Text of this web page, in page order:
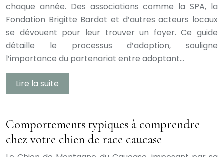
chaque année. Des associations comme la SPA, la
Fondation Brigitte Bardot et d’autres acteurs locaux
se dévouent pour leur trouver un foyer. Ce guide
détaille le processus d’adoption, souligne
l’importance du partenariat entre adoptant…
Lire la suite
Comportements typiques à comprendre
chez votre chien de race caucase